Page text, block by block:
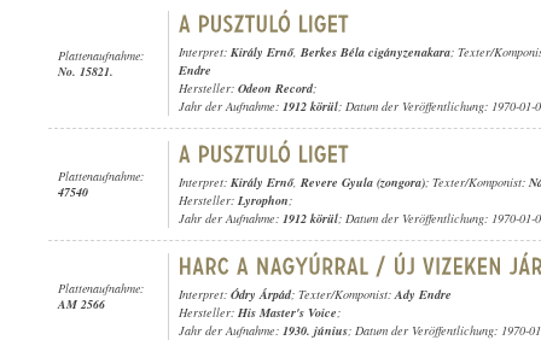
Plattenaufnahme:
No. 15821.
Interpret: Király Ernő, Berkes Béla cigányzenakara; Texter/
Endre
Hersteller: Odeon Record;
Jahr der Aufnahme: 1912 körül; Datum der Veröffentlichung: 1970-01-
Plattenaufnahme:
47540
Interpret: Király Ernő, Revere Gyula (zongora); Texter/Komponist:
Hersteller: Lyrophon;
Jahr der Aufnahme: 1912 körül; Datum der Veröffentlichung: 1970-01-
Plattenaufnahme:
AM 2566
Interpret: Ódry Árpád; Texter/Komponist:Ady Endre
Hersteller: His Master's Voice;
Jahr der Aufnahme: 1930. június; Datum der Veröffentlichung: 1970-